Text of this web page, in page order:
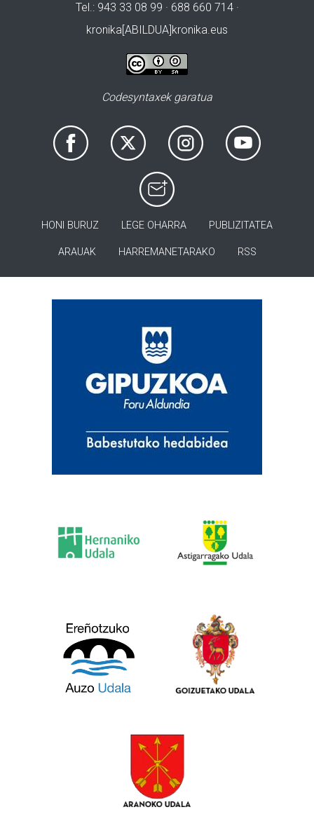
Tel.: 943 33 08 99 · 688 660 714 ·
kronika[ABILDUA]kronika.eus
Codesyntaxek garatua
HONI BURUZ LEGE OHARRA PUBLIZITATEA
ARAUAK HARREMANETARAKO RSS